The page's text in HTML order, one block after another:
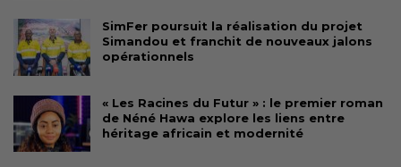
SimFer poursuit la réalisation du projet
Simandou et franchit de nouveaux jalons
opérationnels
« Les Racines du Futur » : le premier roman
de Néné Hawa explore les liens entre
héritage africain et modernité